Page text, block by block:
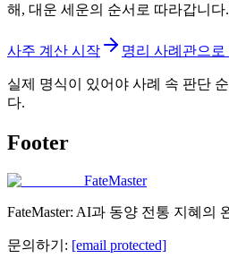
해, 대운 세운의 순서로 따라갑니다.
사주 계산 시작 명리 사례관으로
실제 명식이 있어야 사례 속 판단
다.
Footer
FateMaster
FateMaster: AI과 동양 전통 지혜의
문의하기 : [email protected]